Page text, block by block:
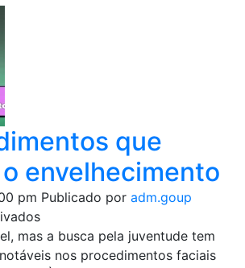
que
envelhecimento
pm Publicado por adm.goup
em
Os
procedimentos
mas a busca pela juventude tem
nos procedimentos faciais